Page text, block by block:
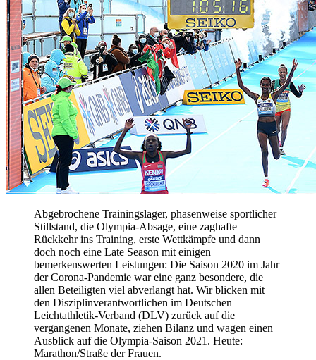
Abgebrochene Trainingslager, phasenweise sportlicher
Stillstand, die Olympia-Absage, eine zaghafte
Rückkehr ins Training, erste Wettkämpfe und dann
doch noch eine Late Season mit einigen
bemerkenswerten Leistungen: Die Saison 2020 im Jahr
der Corona-Pandemie war eine ganz besondere, die
allen Beteiligten viel abverlangt hat. Wir blicken mit
den Disziplinverantwortlichen im Deutschen
Leichtathletik-Verband (DLV) zurück auf die
vergangenen Monate, ziehen Bilanz und wagen einen
Ausblick auf die Olympia-Saison 2021. Heute:
Marathon/Straße der Frauen.